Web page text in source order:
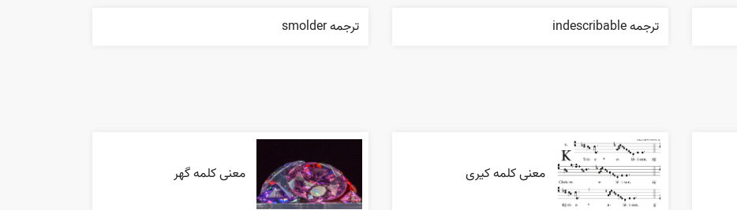
ترجمه indescribable ترجمه smolder
معنی کلمه کیری معنی کلمه گهر